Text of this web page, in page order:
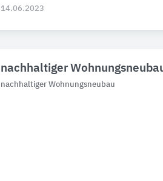
14.06.2023
nachhaltiger
nachhaltiger Wohnungsneubau